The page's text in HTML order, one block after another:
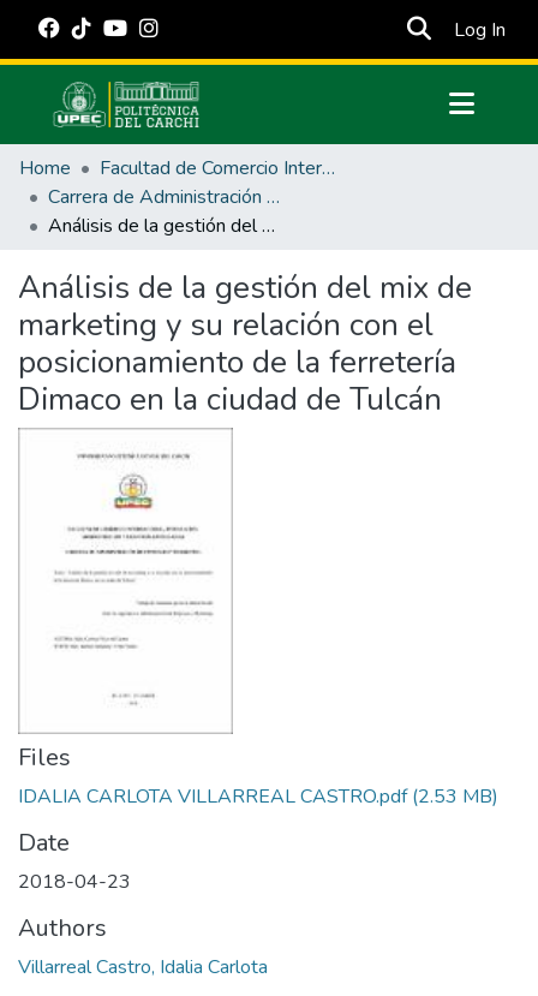
Log In
Communities & Collections
All of DSpace
Statistics
Estadísticas Externas
Manuales
Home
Facultad de Comercio Internacional, Integración, Administración y Economía Empresarial
Carrera de Administración de Empresas y Marketing
Análisis de la gestión del mix de marketing y su relación con el posicionamiento de la ferretería Dimaco en la ciudad de Tulcán
Análisis de la gestión del mix de
marketing y su relación con el
posicionamiento de la ferretería
Dimaco en la ciudad de Tulcán
Files
IDALIA CARLOTA VILLARREAL CASTRO.pdf(2.53 MB)
Date
2018-04-23
Authors
Villarreal Castro, Idalia Carlota